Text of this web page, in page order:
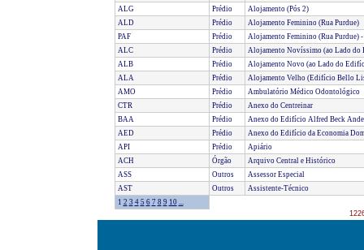
ALG
Prédio
Alojamento (Pós 2)
ALD
Prédio
Alojamento Feminino (Rua Purdue)
PAF
Prédio
Alojamento Feminino (Rua Purdue)
ALC
Prédio
Alojamento Novíssimo (ao Lado
ALB
Prédio
Alojamento Novo (ao Lado do
ALA
Prédio
Alojamento Velho (Edifício Bello
AMO
Prédio
Ambulatório Médico Odontológico
CTR
Prédio
Anexo do Centreinar
BAA
Prédio
Anexo do Edifício Alfred Beck
AED
Prédio
Anexo do Edifício da Economia
API
Prédio
Apiário
ACH
Órgão
Arquivo Central e Histórico
ASS
Outros
Assessor Especial
AST
Outros
Assistente-Técnico
1 2 3 4 5 6 7 8 9 10 ...